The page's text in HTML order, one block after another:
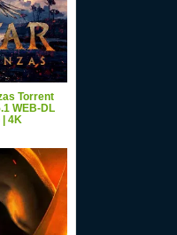
Torrent
WEB-DL
| 4K